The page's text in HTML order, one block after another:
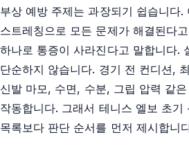
부상 예방 주제는 과장되기 쉽습니다.
스트레칭으로 모든 문제가 해결된다
하나로 통증이 사라진다고 말합니다.
단순하지 않습니다. 경기 전 컨디션,
신발 마모, 수면, 수분, 그립 압력 같
작동합니다. 그래서 테니스 엘보 초기
목록보다 판단 순서를 먼저 제시합니